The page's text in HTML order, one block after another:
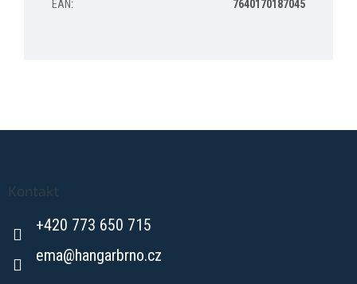
EAN: 7640170187045
Kontakt
+420 773 650 715
ema@hangarbrno.cz